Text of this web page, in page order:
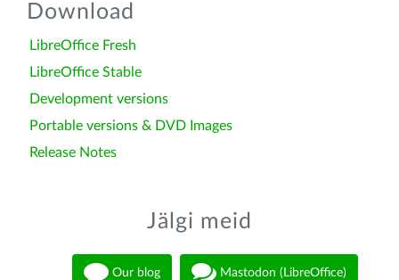
Download
LibreOffice Fresh
LibreOffice Stable
Development versions
Portable versions & DVD Images
Release Notes
Jälgi meid
Our blog Mastodon (LibreOffice)